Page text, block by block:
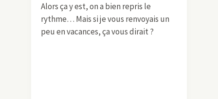
Alors ça y est, on a bien repris le
rythme… Mais si je vous renvoyais un
peu en vacances, ça vous dirait ?